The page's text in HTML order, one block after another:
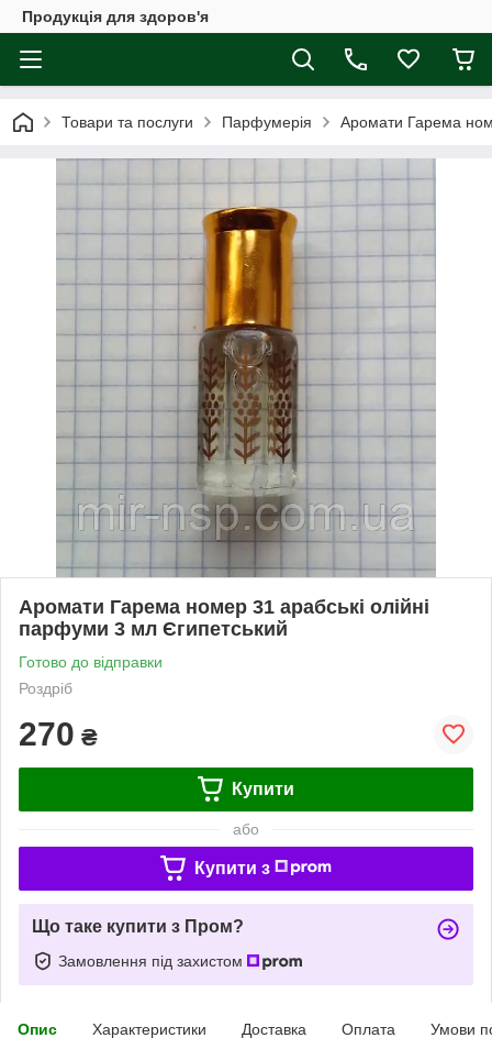
Продукція для здоров'я
Товари та послуги Парфумерія Аромати Гарема
Аромати Гарема номер 31 арабські олійні
парфуми 3 мл Єгипетський
Готово до відправки
Роздріб
270 ₴
Купити
або
Купити з
Що таке купити з Пром?
Замовлення під захистом
Опис Характеристики Доставка Оплата Умови